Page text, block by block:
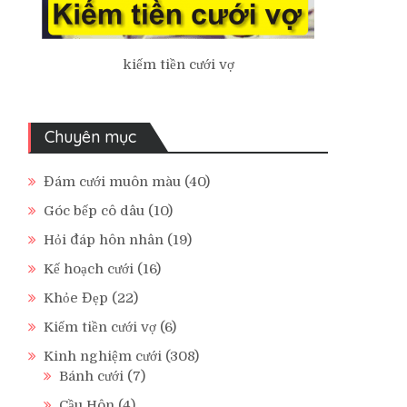
kiếm tiền cưới vợ
Chuyên mục
Đám cưới muôn màu (40)
Góc bếp cô dâu (10)
Hỏi đáp hôn nhân (19)
Kế hoạch cưới (16)
Khỏe Đẹp (22)
Kiếm tiền cưới vợ (6)
Kinh nghiệm cưới (308)
Bánh cưới (7)